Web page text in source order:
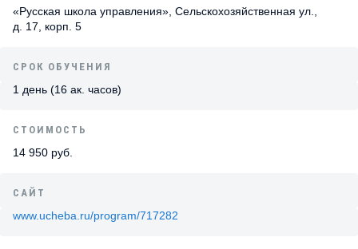
«Русская школа управления», Сельскохозяйственная ул.,
д. 17, корп. 5
СРОК ОБУЧЕНИЯ
1 день (16 ак. часов)
СТОИМОСТЬ
14 950 руб.
САЙТ
www.ucheba.ru/program/717282